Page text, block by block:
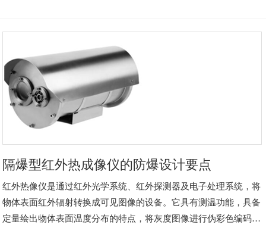
隔爆型红外热成像仪的防爆设计要点
红外热像仪是通过红外光学系统、红外探测器及电子处理系统，将
物体表面红外辐射转换成可见图像的设备。它具有测温功能，具备
定量绘出物体表面温度分布的特点，将灰度图像进行伪彩色编码。